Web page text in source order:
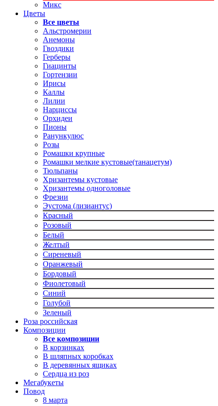
Микс
Цветы
Все цветы
Альстромерии
Анемоны
Гвоздики
Герберы
Гиацинты
Гортензии
Ирисы
Каллы
Лилии
Нарциссы
Орхидеи
Пионы
Ранункулюс
Розы
Ромашки крупные
Ромашки мелкие кустовые(танацетум)
Тюльпаны
Хризантемы кустовые
Хризантемы одноголовые
Фрезии
Эустома (лизиантус)
Красный
Розовый
Белый
Желтый
Сиреневый
Оранжевый
Бордовый
Фиолетовый
Синий
Голубой
Зеленый
Роза российская
Композиции
Все композиции
В корзинках
В шляпных коробках
В деревянных ящиках
Сердца из роз
Мегабукеты
Повод
8 марта